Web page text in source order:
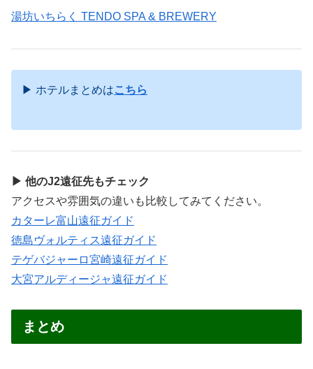
湯坊いちらく TENDO SPA & BREWERY
▶ ホテルまとめはこちら
▶ 他のJ2遠征先もチェック
アクセスや雰囲気の違いも比較してみてください。
カターレ富山遠征ガイド
徳島ヴォルティス遠征ガイド
テゲバジャーロ宮崎遠征ガイド
大宮アルディージャ遠征ガイド
まとめ